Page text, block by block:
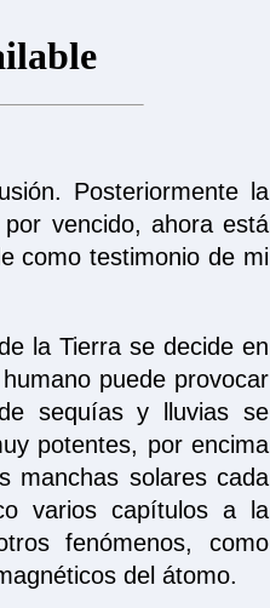
Posteriormente la
vencido, ahora está
como testimonio de mi
la Tierra se decide en
puede provocar
sequías y lluvias se
potentes, por encima
manchas solares cada
varios capítulos a la
fenómenos, como
del átomo.